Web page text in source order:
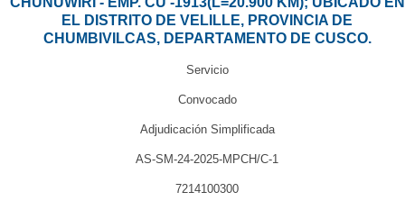
EL DISTRITO DE VELILLE, PROVINCIA DE
CHUMBIVILCAS, DEPARTAMENTO DE CUSCO.
Servicio
Convocado
Adjudicación Simplificada
AS-SM-24-2025-MPCH/C-1
7214100300